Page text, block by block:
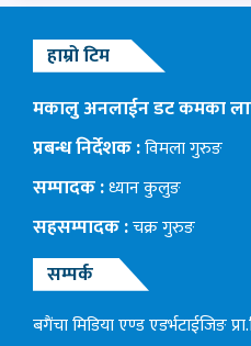
हाम्रो टिम
मकालु अनलाईन डट कमका
प्रबन्ध निर्देशक :विमला गुरुङ
सम्पादक :ध्यान कुलुङ
सहसम्पादक :चक्र गुरुङ
सम्पर्क
बगैंचा मिडिया एण्ड एडर्भटाईजिङ